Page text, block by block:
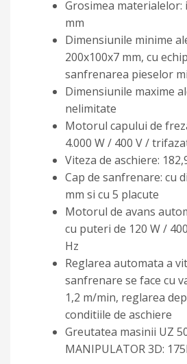
Grosimea materialelor:
mm
Dimensiunile minime
200x100x7 mm, cu
sanfrenarea pieselor
Dimensiunile maxime
nelimitate
Motorul capului de
4.000 W / 400 V /
Viteza de aschiere:
Cap de sanfrenare: cu
mm si cu 5 placute
Motorul de avans
cu puteri de 120 W /
Hz
Reglarea automata a
sanfrenare se face cu
1,2 m/min, reglarea
conditiile de aschiere
Greutatea masinii UZ
MANIPULATOR 3D: